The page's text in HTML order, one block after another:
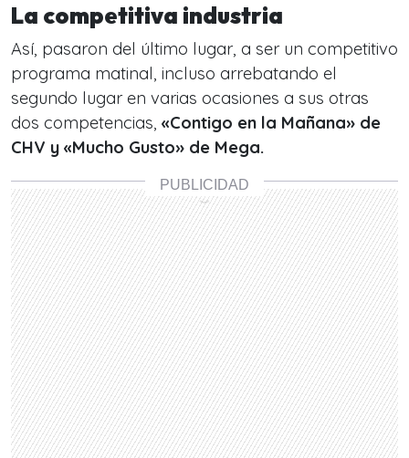
La competitiva industria
Así, pasaron del último lugar, a ser un competitivo
programa matinal, incluso arrebatando el
segundo lugar en varias ocasiones a sus otras
dos competencias, «Contigo en la Mañana» de
CHV y «Mucho Gusto» de Mega.